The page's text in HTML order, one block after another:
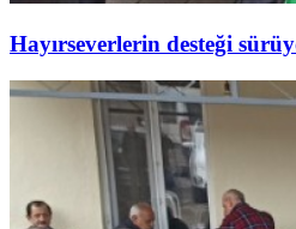
Hayırseverlerin desteği